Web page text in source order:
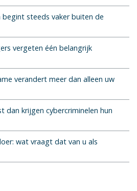
begint steeds vaker buiten de
vergeten één belangrijk
verandert meer dan alleen uw
dan krijgen cybercriminelen hun
wat vraagt dat van u als